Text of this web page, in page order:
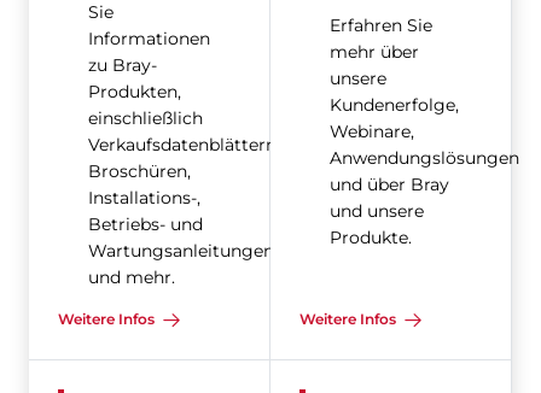
Sie
Informationen
zu Bray-
Produkten,
einschließlich
Verkaufsdatenblättern,
Broschüren,
Installations-,
Betriebs- und
Wartungsanleitungen
und mehr.
Weitere Infos
Erfahren Sie
mehr über
unsere
Kundenerfolge,
Webinare,
Anwendungslösungen
und über Bray
und unsere
Produkte.
Weitere Infos